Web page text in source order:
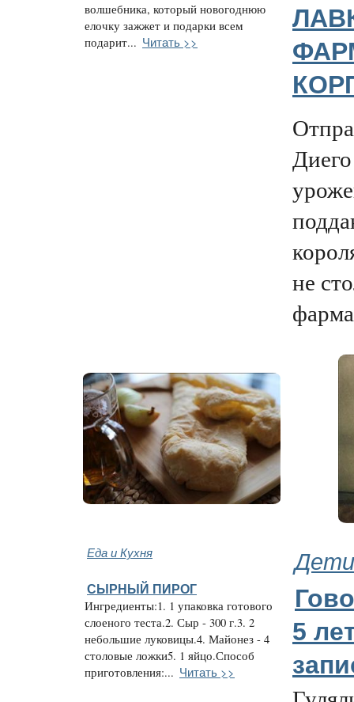
волшебника, который новогоднюю
елочку зажжет и подарки всем
подарит... Читать >>
не
Еда и Кухня
СЫРНЫЙ ПИРОГ
Ингредиенты:1. 1 упаковка готового
слоеного теста.2. Сыр - 300 г.3. 2
небольшие луковицы.4. Майонез - 4
столовые ложки5. 1 яйцо.Способ
приготовления:... Читать >>
5